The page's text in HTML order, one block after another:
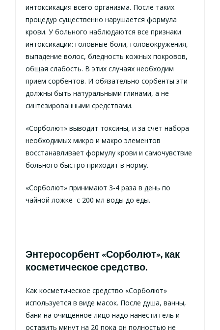
интоксикация всего организма. После таких
процедур существенно нарушается формула
крови. У больного наблюдаются все признаки
интоксикации: головные боли, головокружения,
выпадение волос, бледность кожных покровов,
общая слабость. В этих случаях необходим
прием сорбентов. И обязательно сорбенты эти
должны быть натуральными глинами, а не
синтезированными средствами.
«Сорболют» выводит токсины, и за счет набора
необходимых микро и макро элементов
восстанавливает формулу крови и самочувствие
больного быстро приходит в норму.
«Сорболют» принимают 3-4 раза в день по
чайной ложке с 200 мл воды до еды.
Энтеросорбент «Сорболют», как
косметическое средство.
Как косметическое средство «Сорболют»
используется в виде масок. После душа, ванны,
бани на очищенное лицо надо нанести гель и
оставить минут на 20 пока он полностью не